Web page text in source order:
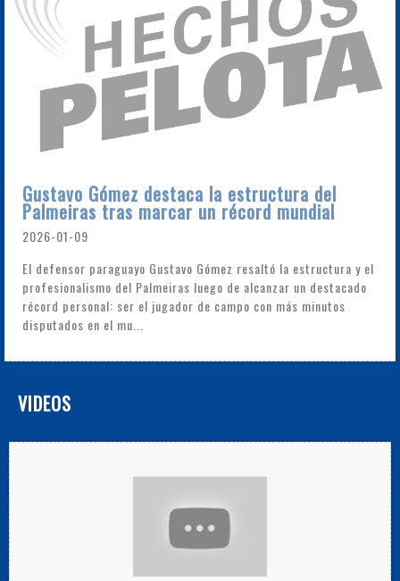
Gustavo Gómez destaca la estructura del
Palmeiras tras marcar un récord mundial
2026-01-09
El defensor paraguayo Gustavo Gómez resaltó la estructura y el
profesionalismo del Palmeiras luego de alcanzar un destacado
récord personal: ser el jugador de campo con más minutos
disputados en el mu...
VIDEOS